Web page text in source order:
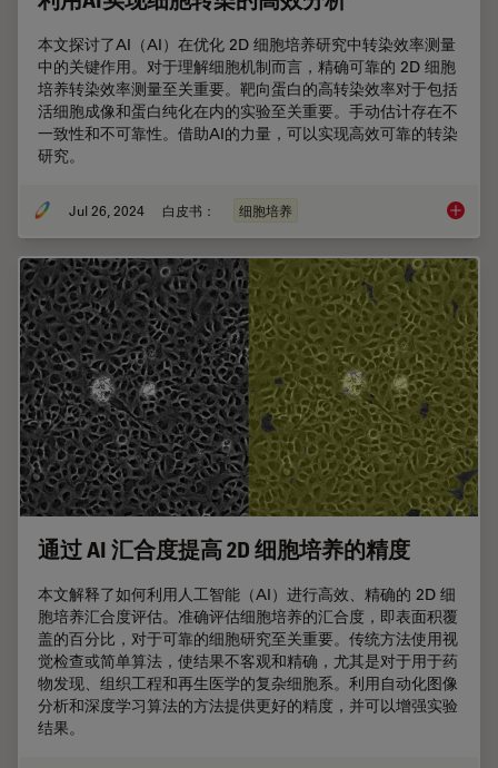
本文探讨了AI（AI）在优化 2D 细胞培养研究中转染效率测量
中的关键作用。对于理解细胞机制而言，精确可靠的 2D 细胞
培养转染效率测量至关重要。靶向蛋白的高转染效率对于包括
活细胞成像和蛋白纯化在内的实验至关重要。手动估计存在不
一致性和不可靠性。借助AI的力量，可以实现高效可靠的转染
研究。
Jul 26, 2024 白皮书： 细胞培养 利用AI
通过 AI 汇合度提高 2D 细胞培养的精度
本文解释了如何利用人工智能（AI）进行高效、精确的 2D 细
胞培养汇合度评估。准确评估细胞培养的汇合度，即表面积覆
盖的百分比，对于可靠的细胞研究至关重要。传统方法使用视
觉检查或简单算法，使结果不客观和精确，尤其是对于用于药
物发现、组织工程和再生医学的复杂细胞系。利用自动化图像
分析和深度学习算法的方法提供更好的精度，并可以增强实验
结果。